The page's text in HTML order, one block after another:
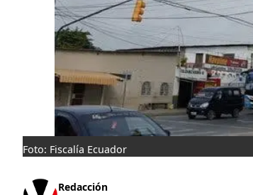
Foto: Fiscalía Ecuador
Redacción